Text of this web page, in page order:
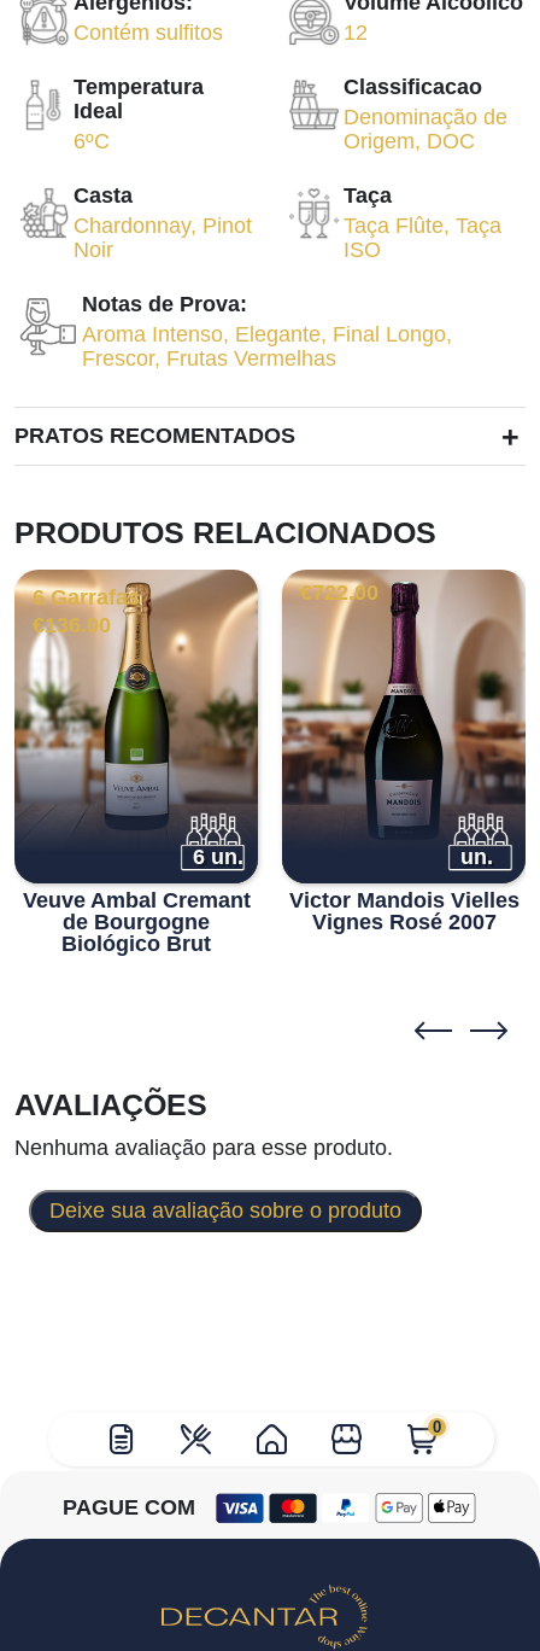
0
Contém sulfitos
12
Temperatura
Ideal
6ºC
Classificacao
Denominação de
Origem, DOC
Casta
Chardonnay, Pinot
Noir
Taça
Taça Flûte,Taça
ISO
Notas de Prova:
Aroma Intenso, Elegante, Final Longo,
Frescor, Frutas Vermelhas
PRATOS RECOMENTADOS +
PRODUTOS RELACIONADOS
6 Garrafas
€136.00
6 un.
Veuve Ambal Cremant
de Bourgogne
Biológico Brut
€722.00
un.
Victor Mandois Vielles
Vignes Rosé 2007
AVALIAÇÕES
Nenhuma avaliação para esse produto.
Deixe sua avaliação sobre o produto
PAGUE COM